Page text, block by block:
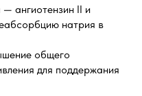
— ангиотензин II и
натрия в
общего
для поддержания